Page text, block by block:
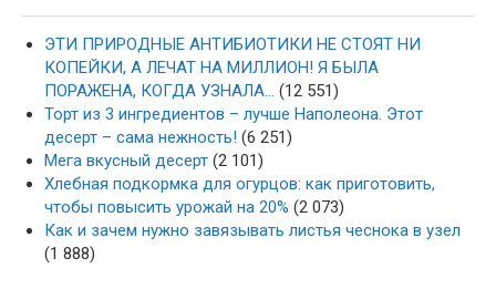
ЭТИ ПРИРОДНЫЕ АНТИБИОТИКИ НЕ СТОЯТ НИ
КОПЕЙКИ, А ЛЕЧАТ НА МИЛЛИОН! Я БЫЛА
ПОРАЖЕНА, КОГДА УЗНАЛА… (12 551)
Торт из 3 ингредиентов – лучше Наполеона. Этот
десерт – сама нежность! (6 251)
Мега вкусный десерт (2 101)
Хлебная подкормка для огурцов: как приготовить,
чтобы повысить урожай на 20% (2 073)
Как и зачем нужно завязывать листья чеснока в узел
(1 888)